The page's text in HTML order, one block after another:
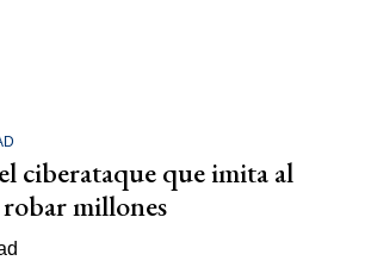
ciberataque que imita al
millones